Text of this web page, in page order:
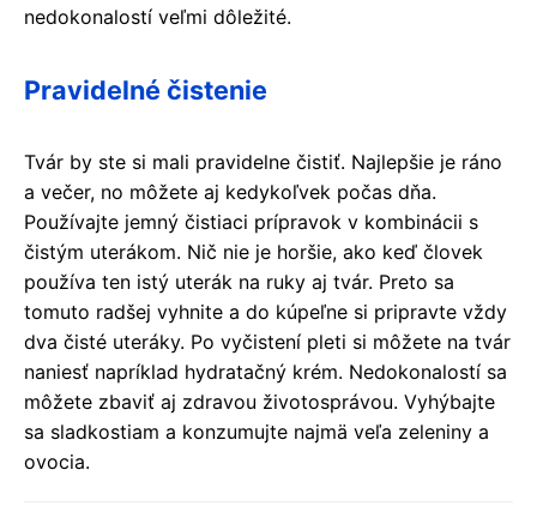
nedokonalostí veľmi dôležité.
Pravidelné čistenie
Tvár by ste si mali pravidelne čistiť. Najlepšie je ráno
a večer, no môžete aj kedykoľvek počas dňa.
Používajte jemný čistiaci prípravok v kombinácii s
čistým uterákom. Nič nie je horšie, ako keď človek
používa ten istý uterák na ruky aj tvár. Preto sa
tomuto radšej vyhnite a do kúpeľne si pripravte vždy
dva čisté uteráky. Po vyčistení pleti si môžete na tvár
naniesť napríklad hydratačný krém. Nedokonalostí sa
môžete zbaviť aj zdravou životosprávou. Vyhýbajte
sa sladkostiam a konzumujte najmä veľa zeleniny a
ovocia.